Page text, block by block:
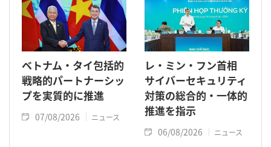
ベトナム・タイ包括的
戦略的パートナーシッ
プを実質的に推進
07/08/2026 ニュース
レ・ミン・フン首相
サイバーセキュリティ
対策の総合的・一体的
推進を指示
06/08/2026 ニュース